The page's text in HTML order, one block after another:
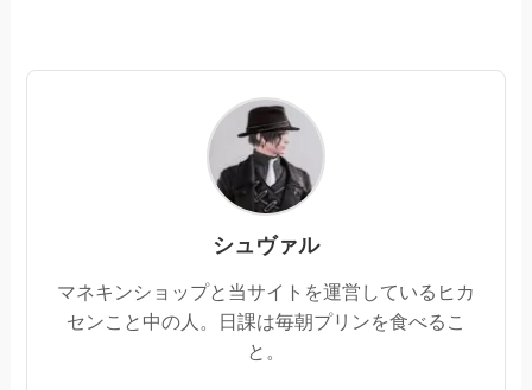
シュヴァル
マネキンショップと当サイトを運営しているヒカ
センこと中の人。日課は毎朝プリンを食べるこ
と。